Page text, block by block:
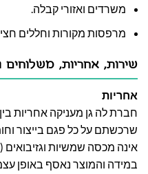
משרדים ואזורי קבלה.
מרפסות מקורות וחללים
שירות, אחריות, משלוחים
אחריות
שרכשתם על כל פגם בייצור
אינה מכסה שמשיות
במידה והמוצר נאסף באופן